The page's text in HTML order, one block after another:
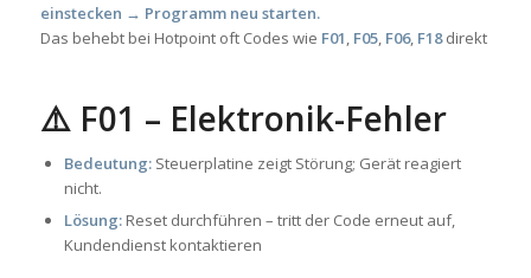
einstecken → Programm neu starten.
Das behebt bei Hotpoint oft Codes wie F01, F05, F06, F18direkt
⚠️ F01 – Elektronik-Fehler
Bedeutung:Steuerplatine zeigt Störung; Gerät reagiert
nicht.
Lösung:Reset durchführen – tritt der Code erneut auf,
Kundendienst kontaktieren